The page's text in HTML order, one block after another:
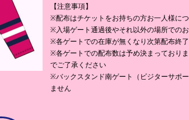
【注意事項】
※配布はチケットをお持ちの方お一人様に
※入場ゲート通過後やそれ以外の場所での
※各ゲートでの在庫が無くなり次第配布終
※各ゲートでの配布数は予め決まっており
でご了承ください
※バックスタンド南ゲート（ビジターサポ
ません